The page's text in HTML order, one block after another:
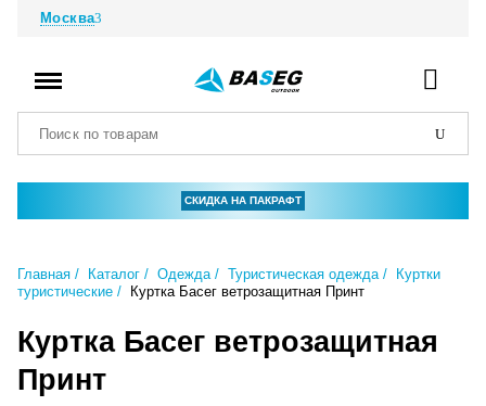
Москва
СКИДКА НА ПАКРАФТ
Главная Каталог Одежда Туристическая одежда
Куртки
туристические
Куртка Басег ветрозащитная Принт
Куртка Басег ветрозащитная
Принт